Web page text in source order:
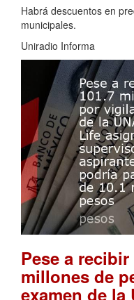
Habrá descuentos en
municipales.
Uniradio Informa
Pese a
millones de
examen de la